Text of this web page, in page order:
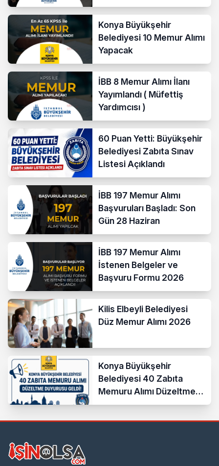
712 Aday Belli Oldu
Konya Büyükşehir
Belediyesi 10 Memur Alımı
Yapacak
İBB 8 Memur Alımı İlanı
Yayımlandı ( Müfettiş
Yardımcısı )
60 Puan Yetti: Büyükşehir
Belediyesi Zabıta Sınav
Listesi Açıklandı
İBB 197 Memur Alımı
Başvuruları Başladı: Son
Gün 28 Haziran
İBB 197 Memur Alımı
İstenen Belgeler ve
Başvuru Formu 2026
Kilis Elbeyli Belediyesi
Düz Memur Alımı 2026
Konya Büyükşehir
Belediyesi 40 Zabıta
Memuru Alımı Düzeltme
Duyurusu Geldi!